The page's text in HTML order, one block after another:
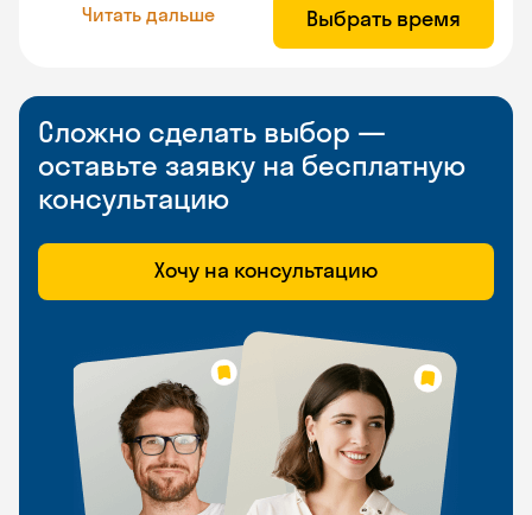
Читать дальше Выбрать время
Сложно сделать выбор —
оставьте заявку на бесплатную
консультацию
Хочу на консультацию